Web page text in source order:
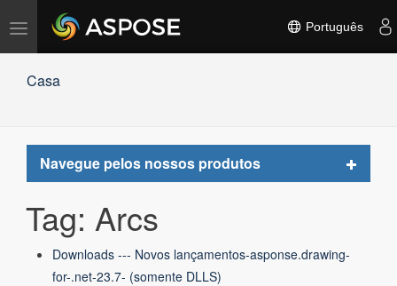
Alternar
navegação
Português
Casa
Navegue pelos nossos produtos
Toggle
Tag: Arcs
Downloads --- Novos lançamentos-asponse.drawing-
for-.net-23.7- (somente DLLS)